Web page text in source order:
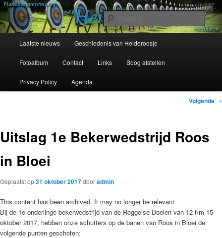
Spring
naar
de
primaireHandboogvereniging Heideroosje
Heibloem
Sinds 1954
Laatste nieuws Geschiedenis van Heideroosje
Fotoalbum Contact Links Boog afstellen
Privacy Policy Agenda
Bericht
Volgende →
Uitslag 1e Bekerwedstrijd Roos
in Bloei
Geplaatst op31 oktober 2017dooradmin
This content has been archived. It may no longer be relevant
Bij de 1e onderlinge bekerwedstrijd van de Roggelse Doelen van 12 t/m 15
oktober 2017, hebben onze schutters op de banen van Roos in Bloei de
volgende punten geschoten: